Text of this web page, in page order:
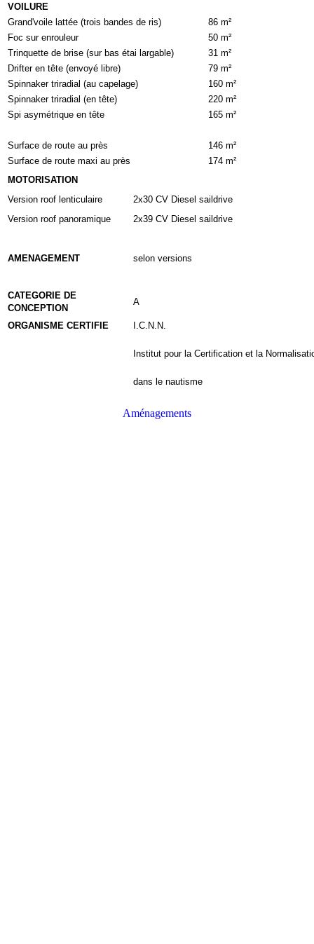
VOILURE
Grand'voile lattée (trois bandes de ris)
86 m²
Foc sur enrouleur
50 m²
Trinquette de brise (sur bas étai largable)
31 m²
Drifter en tête (envoyé libre)
79 m²
Spinnaker triradial (au capelage)
160 m²
Spinnaker triradial (en tête)
220 m²
Spi asymétrique en tête
165 m²
Surface de route au près
146 m²
Surface de route maxi au près
174 m²
MOTORISATION
Version roof lenticulaire
2x30 CV Diesel saildrive
Version roof panoramique
2x39 CV Diesel saildrive
AMENAGEMENT selon versions
CATEGORIE DE
CONCEPTION
A
ORGANISME CERTIFIE I.C.N.N.
Institut pour la Certification et la
dans le nautisme
Aménagements